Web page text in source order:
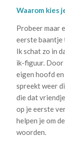
Waarom kies
Probeer maar
eerste baantje
Ik schat zo in
ik-figuur. Door
eigen hoofd
spreekt weer
die dat
op je eerste
helpen je om
woorden.